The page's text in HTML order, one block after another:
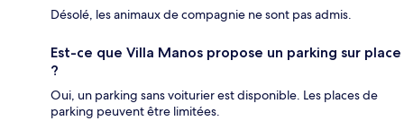
Désolé, les animaux de compagnie ne sont pas admis.
Est-ce que Villa Manos propose un parking sur place
?
Oui, un parking sans voiturier est disponible. Les places de
parking peuvent être limitées.